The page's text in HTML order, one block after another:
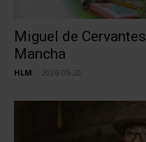
Miguel de
Mancha
HLM 2026-05-20